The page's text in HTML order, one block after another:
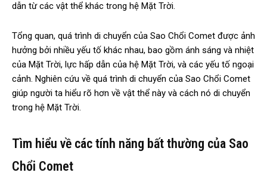
dẫn từ các vật thể khác trong hệ Mặt Trời.
Tổng quan, quá trình di chuyển của Sao Chổi Comet được ảnh
hưởng bởi nhiều yếu tố khác nhau, bao gồm ánh sáng và nhiệt
của Mặt Trời, lực hấp dẫn của hệ Mặt Trời, và các yếu tố ngoại
cảnh. Nghiên cứu về quá trình di chuyển của Sao Chổi Comet
giúp người ta hiểu rõ hơn về vật thể này và cách nó di chuyển
trong hệ Mặt Trời.
Tìm hiểu về các tính năng bất thường của Sao
Chổi Comet